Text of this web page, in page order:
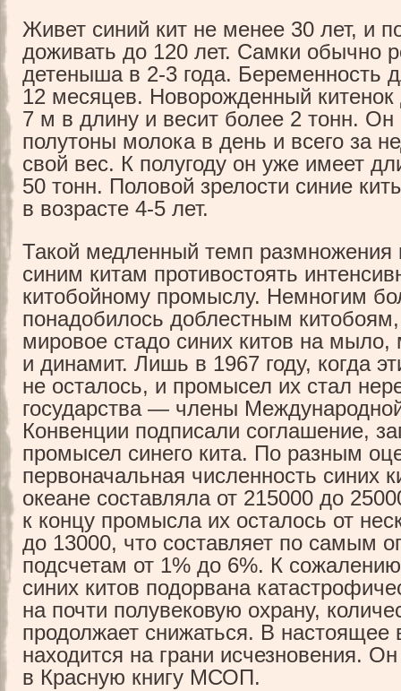
Живет синий кит не менее 30 лет, и
доживать до 120 лет. Самки обычно
детеныша в 2-3 года. Беременность
12 месяцев. Новорожденный китенок
7 м в длину и весит более 2 тонн. Он
полутоны молока в день и всего за
свой вес. К полугоду он уже имеет
50 тонн. Половой зрелости синие
в возрасте 4-5 лет.
Такой медленный темп размножения
синим китам противостоять
китобойному промыслу. Немногим
понадобилось доблестным
мировое стадо синих китов на мыло,
и динамит. Лишь в 1967 году, когда
не осталось, и промысел их стал
государства — члены
Конвенции подписали соглашение,
промысел синего кита. По разным
первоначальная численность синих
океане составляла от 215000 до
к концу промысла их осталось от
до 13000, что составляет по самым
подсчетам от 1% до 6%. К
синих китов подорвана
на почти полувековую охрану,
продолжает снижаться. В настоящее
находится на грани исчезновения.
в Красную книгу МСОП.